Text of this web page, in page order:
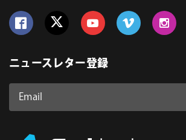
ニュースレター登録
Email